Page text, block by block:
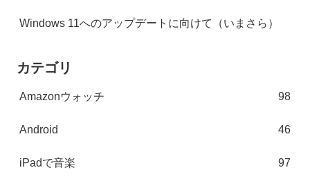
Windows 11へのアップデートに向けて（いまさら）
カテゴリ
Amazonウォッチ 98
Android 46
iPadで音楽 97